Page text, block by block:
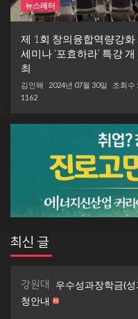
뉴스레터
제 1회 창의융합역량강화
세미나 ‘포효하라’ 특강 개
최
김인해 2024년 07월 30일
조회수 :
1162
최신 글
강원대
우수성과장학금(
청안내